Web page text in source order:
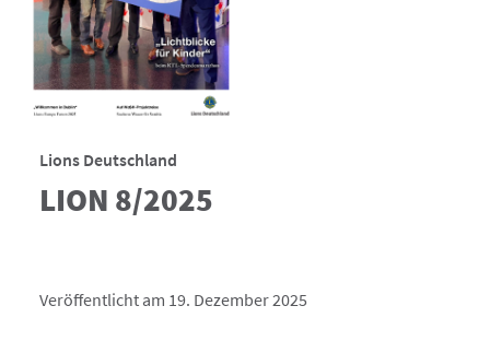
Lions Deutschland
LION 8/2025
Veröffentlicht am 19. Dezember 2025